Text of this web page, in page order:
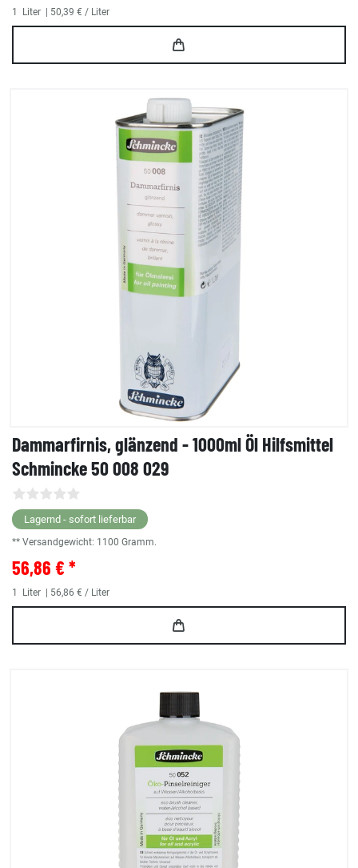
1 Liter | 50,39 € / Liter
Dammarfirnis, glänzend - 1000ml Öl Hilfsmittel
Schmincke 50 008 029
Lagernd - sofort lieferbar
** Versandgewicht: 1100 Gramm.
56,86 € *
1 Liter | 56,86 € / Liter